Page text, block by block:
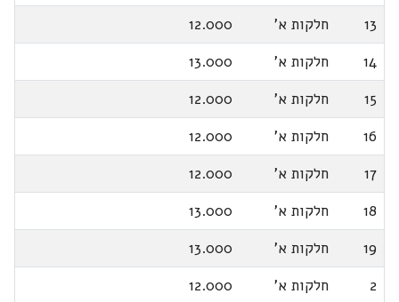
13
חלקות א'
12.000
14
חלקות א'
13.000
15
חלקות א'
12.000
16
חלקות א'
12.000
17
חלקות א'
12.000
18
חלקות א'
13.000
19
חלקות א'
13.000
2
חלקות א'
12.000